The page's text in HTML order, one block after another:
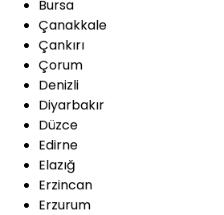
Bursa
Çanakkale
Çankırı
Çorum
Denizli
Diyarbakır
Düzce
Edirne
Elazığ
Erzincan
Erzurum